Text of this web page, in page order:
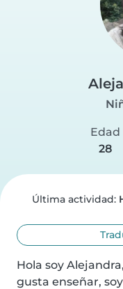
Edad
28
Última actividad:
Hola soy
gusta enseñar,